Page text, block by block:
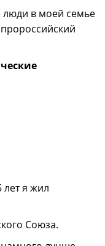
в моей семье
я жил
Союза.